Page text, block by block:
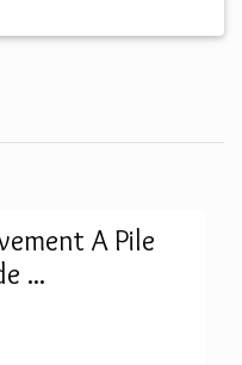
A Pile
...